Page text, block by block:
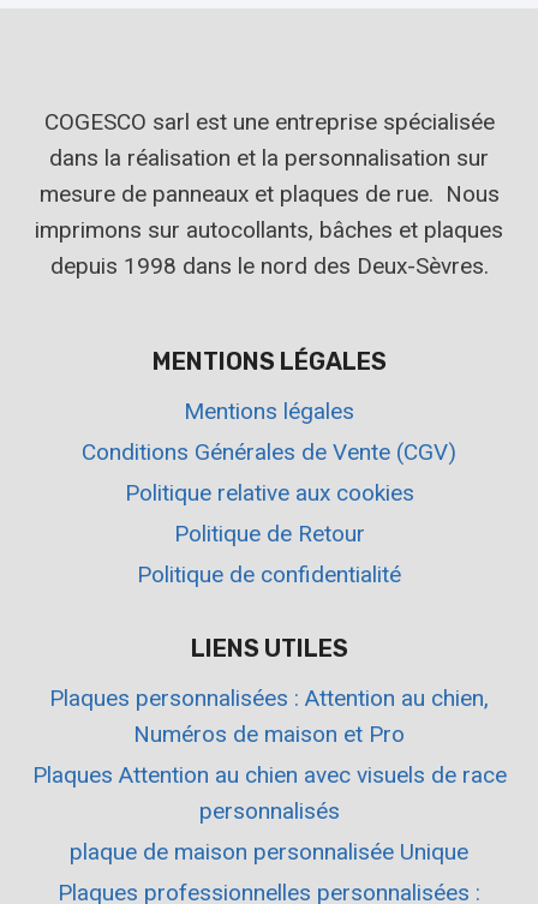
COGESCO sarl est une entreprise spécialisée
dans la réalisation et la personnalisation sur
mesure de panneaux et plaques de rue. Nous
imprimons sur autocollants, bâches et plaques
depuis 1998 dans le nord des Deux-Sèvres.
MENTIONS LÉGALES
Mentions légales
Conditions Générales de Vente (CGV)
Politique relative aux cookies
Politique de Retour
Politique de confidentialité
LIENS UTILES
Plaques personnalisées : Attention au chien,
Numéros de maison et Pro
Plaques Attention au chien avec visuels de race
personnalisés
plaque de maison personnalisée Unique
Plaques professionnelles personnalisées :